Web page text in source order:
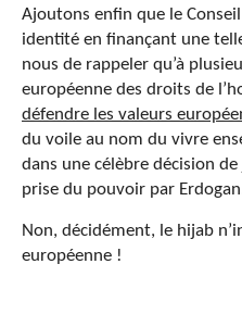
Ajoutons enfin que le
identité en finançant une
nous de rappeler qu’à
européenne des droits de
défendre les valeurs
du voile au nom du vivre
dans une célèbre décision
prise du pouvoir par
Non, décidément, le hijab
européenne !